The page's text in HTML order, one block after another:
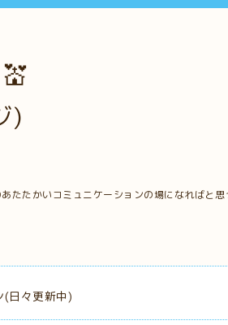
)
たたかいコミュニケーションの場になればと
(日々更新中)